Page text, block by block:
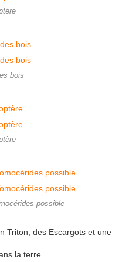
bois
possible
Triton, des Escargots et une
la terre.